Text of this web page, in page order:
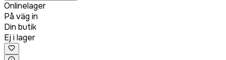
Onlinelager
På väg in
Din butik
Ej i lager